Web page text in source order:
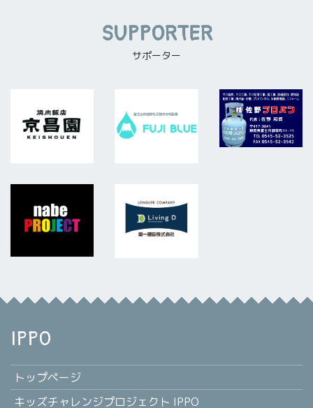
SUPPORTER
サポーター
IPPO
トップページ
キッズチャレンジプロジェクト IPPO